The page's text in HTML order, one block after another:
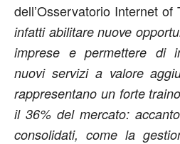
dell’Osservatorio Internet of
infatti abilitare nuove
imprese e permettere di
nuovi servizi a valore
rappresentano un forte
il 36% del mercato:
consolidati, come la